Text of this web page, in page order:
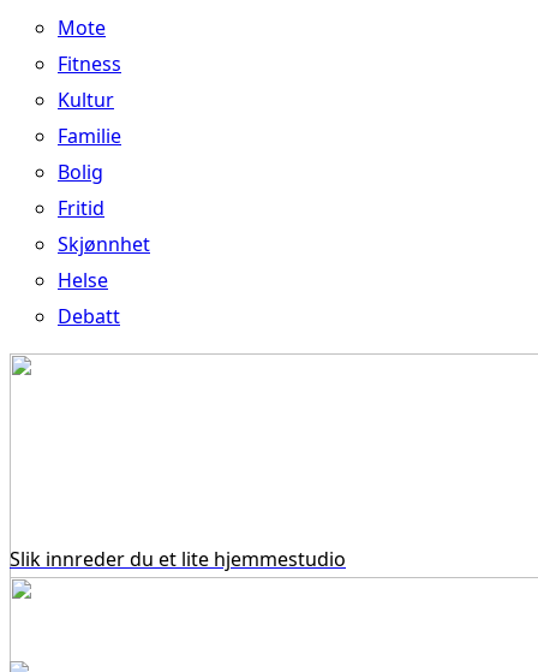
Mote
Fitness
Kultur
Familie
Bolig
Fritid
Skjønnhet
Helse
Debatt
Slik innreder du et lite hjemmestudio